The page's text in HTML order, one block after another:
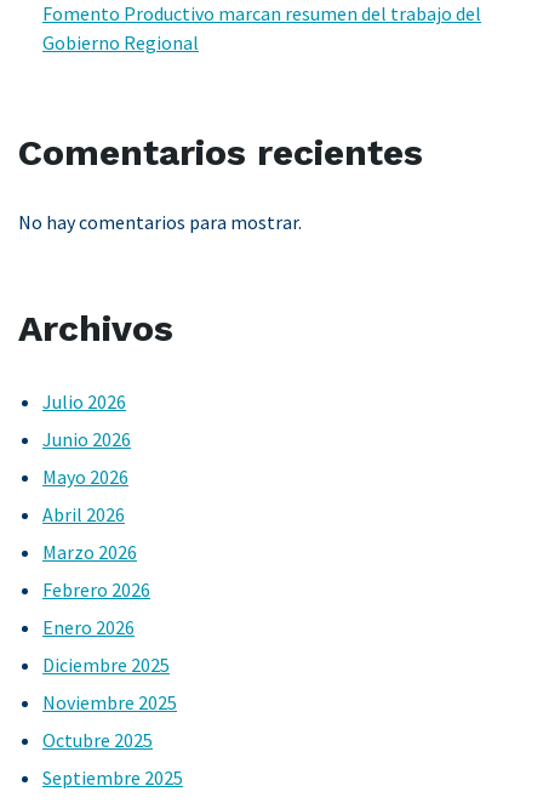
Fomento Productivo marcan resumen del trabajo del
Gobierno Regional
Comentarios recientes
No hay comentarios para mostrar.
Archivos
Julio 2026
Junio 2026
Mayo 2026
Abril 2026
Marzo 2026
Febrero 2026
Enero 2026
Diciembre 2025
Noviembre 2025
Octubre 2025
Septiembre 2025